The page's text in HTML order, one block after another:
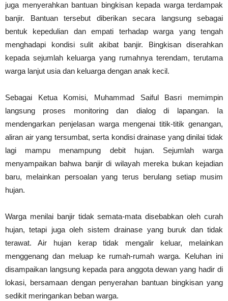
juga menyerahkan bantuan bingkisan kepada warga terdampak
banjir. Bantuan tersebut diberikan secara langsung sebagai
bentuk kepedulian dan empati terhadap warga yang tengah
menghadapi kondisi sulit akibat banjir. Bingkisan diserahkan
kepada sejumlah keluarga yang rumahnya terendam, terutama
warga lanjut usia dan keluarga dengan anak kecil.
Sebagai Ketua Komisi, Muhammad Saiful Basri memimpin
langsung proses monitoring dan dialog di lapangan. Ia
mendengarkan penjelasan warga mengenai titik-titik genangan,
aliran air yang tersumbat, serta kondisi drainase yang dinilai tidak
lagi mampu menampung debit hujan. Sejumlah warga
menyampaikan bahwa banjir di wilayah mereka bukan kejadian
baru, melainkan persoalan yang terus berulang setiap musim
hujan.
Warga menilai banjir tidak semata-mata disebabkan oleh curah
hujan, tetapi juga oleh sistem drainase yang buruk dan tidak
terawat. Air hujan kerap tidak mengalir keluar, melainkan
menggenang dan meluap ke rumah-rumah warga. Keluhan ini
disampaikan langsung kepada para anggota dewan yang hadir di
lokasi, bersamaan dengan penyerahan bantuan bingkisan yang
sedikit meringankan beban warga.